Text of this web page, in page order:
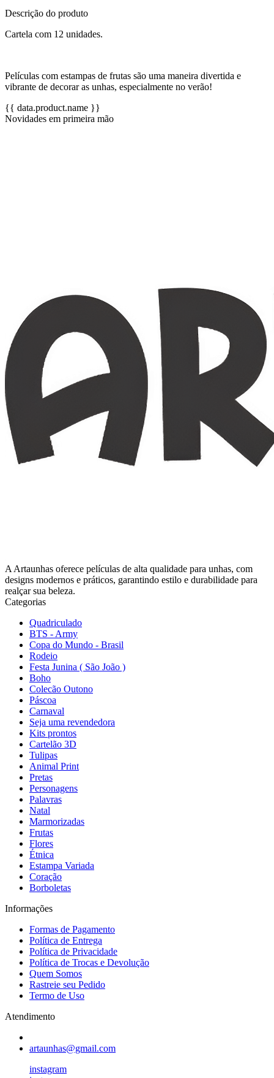
Descrição do produto
Cartela com 12 unidades.
Películas com estampas de frutas são uma maneira divertida e
vibrante de decorar as unhas, especialmente no verão!
{{ data.product.name }}
Novidades em primeira mão
A Artaunhas oferece películas de alta qualidade para unhas, com
designs modernos e práticos, garantindo estilo e durabilidade para
realçar sua beleza.
Categorias
Quadriculado
BTS - Army
Copa do Mundo - Brasil
Rodeio
Festa Junina ( São João )
Boho
Colecão Outono
Páscoa
Carnaval
Seja uma revendedora
Kits prontos
Cartelão 3D
Tulipas
Animal Print
Pretas
Personagens
Palavras
Natal
Marmorizadas
Frutas
Flores
Étnica
Estampa Variada
Coração
Borboletas
Informações
Formas de Pagamento
Política de Entrega
Política de Privacidade
Política de Trocas e Devolução
Quem Somos
Rastreie seu Pedido
Termo de Uso
Atendimento
artaunhas@gmail.com
instagram